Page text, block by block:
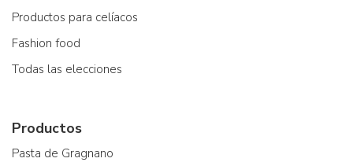
Productos para celíacos
Fashion food
Todas las elecciones
Productos
Pasta de Gragnano